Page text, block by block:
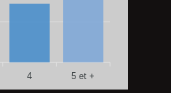
4 5 et +